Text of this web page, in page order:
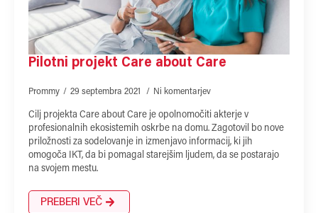
Pilotni projekt Care about Care
Prommy 29 septembra 2021 Ni komentarjev
Cilj projekta Care about Care je opolnomočiti akterje v
profesionalnih ekosistemih oskrbe na domu. Zagotovil bo nove
priložnosti za sodelovanje in izmenjavo informacij, ki jih
omogoča IKT, da bi pomagal starejšim ljudem, da se postarajo
na svojem mestu.
PREBERI VEČ